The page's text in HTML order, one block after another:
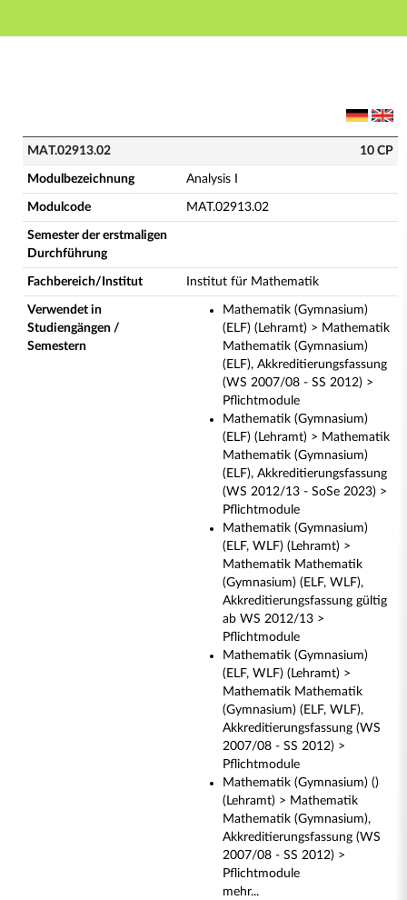
Hauptnavigation
MAT.02913.02 - Analysis I (Vollständige
MAT.02913.02 10 CP
Modulbezeichnung Analysis I
Modulcode MAT.02913.02
Semester der erstmaligen
Durchführung
Fachbereich/Institut Institut für Mathematik
Verwendet in
Studiengängen /
Semestern
Mathematik (Gymnasium)
(ELF) (Lehramt) > Mathematik
Mathematik (Gymnasium)
(ELF), Akkreditierungsfassung
(WS 2007/08 - SS 2012) >
Pflichtmodule
Mathematik (Gymnasium)
(ELF) (Lehramt) > Mathematik
Mathematik (Gymnasium)
(ELF), Akkreditierungsfassung
(WS 2012/13 - SoSe 2023) >
Pflichtmodule
Mathematik (Gymnasium)
(ELF, WLF) (Lehramt) >
Mathematik Mathematik
(Gymnasium) (ELF, WLF),
Akkreditierungsfassung gültig
ab WS 2012/13 >
Pflichtmodule
Mathematik (Gymnasium)
(ELF, WLF) (Lehramt) >
Mathematik Mathematik
(Gymnasium) (ELF, WLF),
Akkreditierungsfassung (WS
2007/08 - SS 2012) >
Pflichtmodule
Mathematik (Gymnasium) ()
(Lehramt) > Mathematik
Mathematik (Gymnasium),
Akkreditierungsfassung (WS
2007/08 - SS 2012) >
Pflichtmodule
mehr...